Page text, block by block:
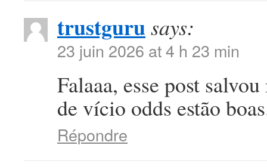
trustgurusays:
23 juin 2026 at 4 h 23 min
Falaaa, esse post
de vício odds estão
Répondre